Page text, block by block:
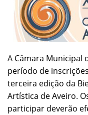
A Câmara Municipal
período de
terceira edição da
Artística de Aveiro.
participar deverão